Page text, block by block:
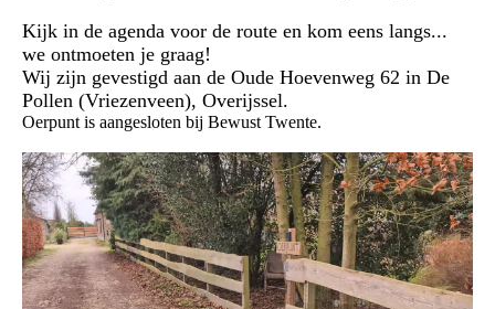
Kijk in de agenda voor de route en kom eens langs...
we ontmoeten je graag!
Wij zijn gevestigd aan de Oude Hoevenweg 62 in De
Pollen (Vriezenveen), Overijssel.
Oerpunt is aangesloten bij Bewust Twente.